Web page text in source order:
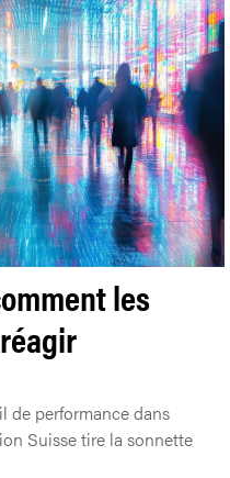
les
de performance dans
Suisse tire la sonnette